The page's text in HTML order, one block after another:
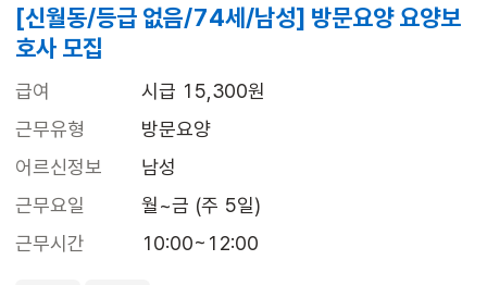
[신월동/등급 없음/74세/남성] 방문요양 요양보
호사 모집
급여
시급 15,300원
근무유형
방문요양
어르신정보
남성
근무요일
월~금 (주 5일)
근무시간
10:00~12:00